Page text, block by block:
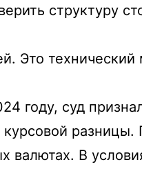
структуру
Это технический
году, суд
разницы.
валютах. В